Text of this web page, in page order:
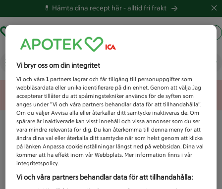
💊 Hämta dina recept här -alltid fri frakt
Vad letar du efter idag?
Unknown error
Vi bryr oss om din integritet
Vi och våra1 partners lagrar och får tillgång till personuppgifter som
webbläsardata eller unika identifierare på din enhet. Genom att välja Jag
accepterar tillåter du att spårningstekniker används för de syften som
anges under ”Vi och våra partners behandlar data för att tillhandahålla”.
Om du väljer Avvisa alla eller återkallar ditt samtycke inaktiveras de. Om
spårare är inaktiverade kan visst innehåll och vissa annonser som du ser
vara mindre relevanta för dig. Du kan återkomma till denna meny för att
ändra dina val eller återkalla ditt samtycke när som helst genom att klicka
på länken Anpassa cookieinställningar längst ned på webbsidan. Dina val
kommer att ha effekt inom vår Webbplats. Mer information finns i vår
integritetspolicy.
Vi och våra partners behandlar data för att tillhandahålla: